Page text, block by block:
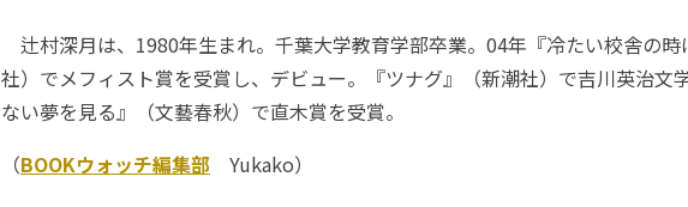
辻村深月は、1980年生まれ。千葉大学教育学部卒業。04年『冷たい校舎の
社）でメフィスト賞を受賞し、デビュー。『ツナグ』（新潮社）で吉川英治文
ない夢を見る』（文藝春秋）で直木賞を受賞。
（BOOKウォッチ編集部 Yukako）